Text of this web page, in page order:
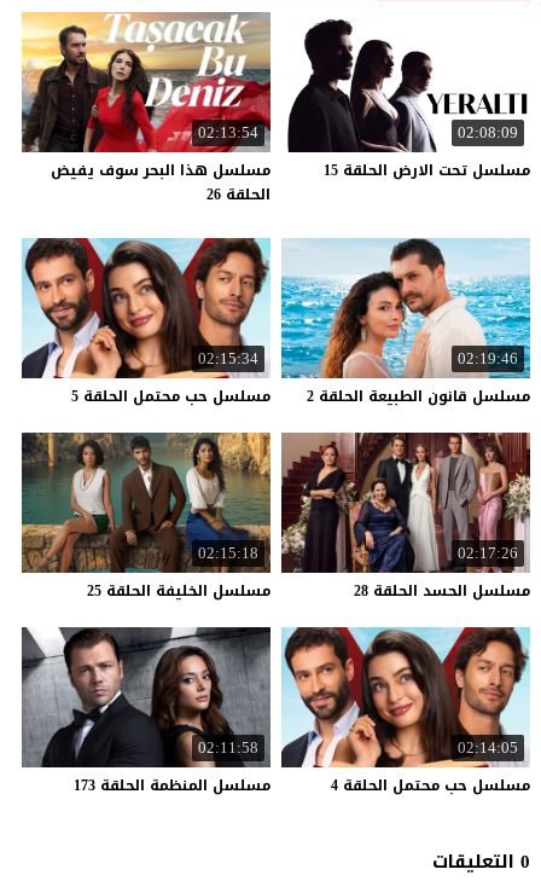
02:08:09
مسلسل تحت الارض الحلقة 15
02:13:54
مسلسل هذا البحر سوف يفيض
الحلقة 26
02:19:46
مسلسل قانون الطبيعة الحلقة 2
02:15:34
مسلسل حب محتمل الحلقة 5
02:17:26
مسلسل الحسد الحلقة 28
02:15:18
مسلسل الخليفة الحلقة 25
02:14:05
مسلسل حب محتمل الحلقة 4
02:11:58
مسلسل المنظمة الحلقة 173
0 التعليقات